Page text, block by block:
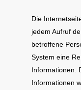
Die
jedem Aufruf
betroffene
System eine
Informationen.
Informationen